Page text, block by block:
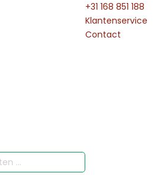
+31 168 851 188
Klantenservice
Contact